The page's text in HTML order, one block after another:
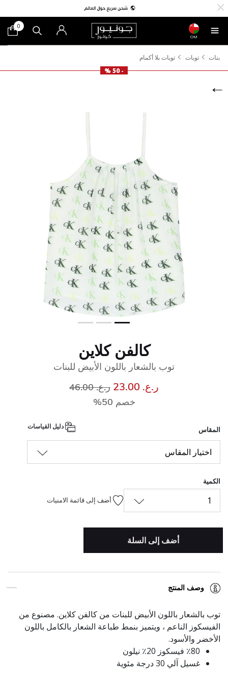
OM
0
بنات توبات
توبات بلا أكمام
- 50 %
كالفن كلاين
توب بالشعار باللون الأبيض للبنات
ر.ع. 23.00 سعر مخفض من
ر.ع. 46.00
خصم 50%
المقاس
اختيار المقاس
الكمية
1 أضف إلى قائمة الامنيات
أضف إلى السلة
وصف المنتج
توب بالشعار باللون الأبيض للبنات من كالفن كلاين. مصنوع من
الفيسكوز الناعم ، ويتميز بنمط طباعة الشعار بالكامل باللون
الأخضر والأسود.
٪80 فيسكوز 20٪ نيلون
غسيل آلي 30 درجة مئوية